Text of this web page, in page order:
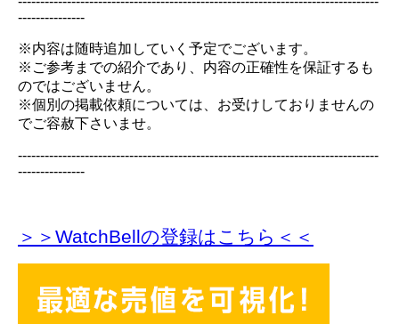
---------------
※内容は随時追加していく予定でございます。
※ご参考までの紹介であり、内容の正確性を保証するも
のではございません。
※個別の掲載依頼については、お受けしておりませんの
でご容赦下さいませ。
---------------------------------------------------------------------------------
---------------
＞＞WatchBellの登録はこちら＜＜